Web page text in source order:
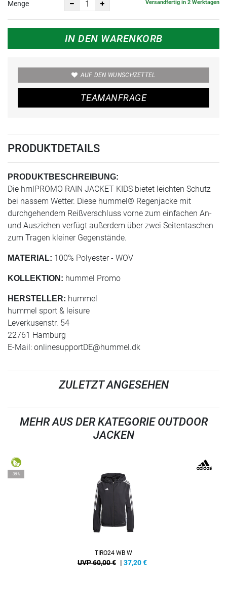
Menge Versandfertig in 2 Werktagen
IN DEN WARENKORB
AUF DEN WUNSCHZETTEL
TEAMANFRAGE
PRODUKTDETAILS
PRODUKTBESCHREIBUNG:
Die hmlPROMO RAIN JACKET KIDS bietet leichten Schutz
bei nassem Wetter. Diese hummel® Regenjacke mit
durchgehendem Reißverschluss vorne zum einfachen An-
und Ausziehen verfügt außerdem über zwei Seitentaschen
zum Tragen kleiner Gegenstände.
MATERIAL: 100% Polyester - WOV
KOLLEKTION: hummel Promo
HERSTELLER: hummel
hummel sport & leisure
Leverkusenstr. 54
22761 Hamburg
E-Mail: onlinesupportDE@hummel.dk
ZULETZT ANGESEHEN
MEHR AUS DER KATEGORIE OUTDOOR
JACKEN
-38%
TIRO24 WB W
UVP 60,00 € | 37,20€